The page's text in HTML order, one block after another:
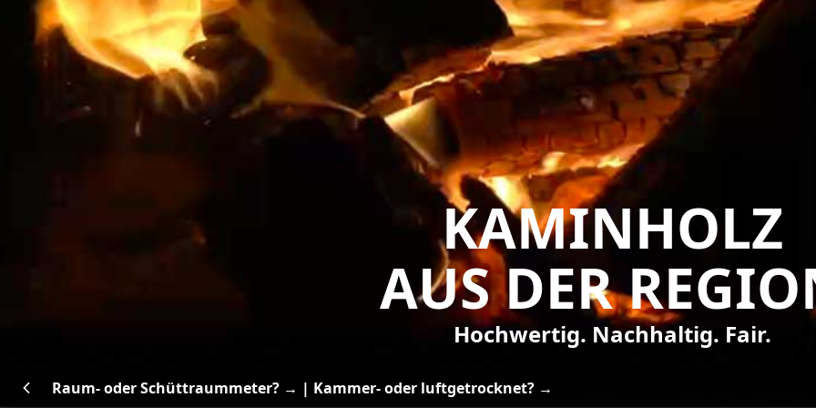
KAMINHOLZ
AUS DER
Hochwertig. Nachhaltig. Fair.
Raum- oder Schüttraummeter? → | Kammer- oder luftgetrocknet? →